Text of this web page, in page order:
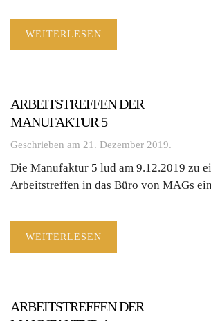
WEITERLESEN
ARBEITSTREFFEN DER
MANUFAKTUR 5
Geschrieben am 21. Dezember 2019.
Die Manufaktur 5 lud am 9.12.2019 zu
Arbeitstreffen in das Büro von MAGs
WEITERLESEN
ARBEITSTREFFEN DER